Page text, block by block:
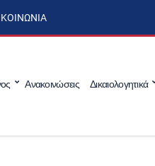
Ανακοινώσεις Δικαιολογητικά